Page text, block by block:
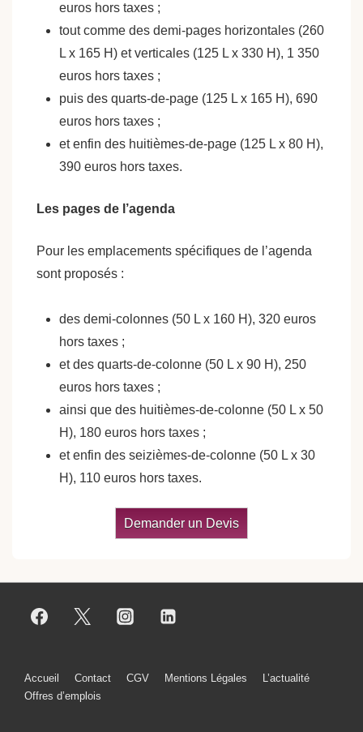
euros hors taxes ;
tout comme des demi-pages horizontales (260
L x 165 H) et verticales (125 L x 330 H), 1 350
euros hors taxes ;
puis des quarts-de-page (125 L x 165 H), 690
euros hors taxes ;
et enfin des huitièmes-de-page (125 L x 80 H),
390 euros hors taxes.
Les pages de l’agenda
Pour les emplacements spécifiques de l’agenda
sont proposés :
des demi-colonnes (50 L x 160 H), 320 euros
hors taxes ;
et des quarts-de-colonne (50 L x 90 H), 250
euros hors taxes ;
ainsi que des huitièmes-de-colonne (50 L x 50
H), 180 euros hors taxes ;
et enfin des seizièmes-de-colonne (50 L x 30
H), 110 euros hors taxes.
Demander un Devis
Menu
Accueil Contact CGV Mentions Légales
L’actualité
Offres d’emplois